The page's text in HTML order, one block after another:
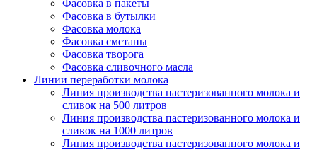
Фасовка в пакеты
Фасовка в бутылки
Фасовка молока
Фасовка сметаны
Фасовка творога
Фасовка сливочного масла
Линии переработки молока
Линия производства пастеризованного молока и
сливок на 500 литров
Линия производства пастеризованного молока и
сливок на 1000 литров
Линия производства пастеризованного молока и